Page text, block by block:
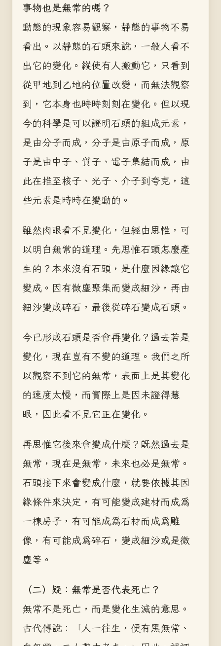
事物也是無常的嗎？
動態的現象容易觀察，靜態的事物不易
看出。以靜態的石頭來說，一般人看不
出它的變化。縱使有人搬動它，只看到
從甲地到乙地的位置改變，而無法觀察
到，它本身也時時刻刻在變化。但以現
今的科學是可以證明石頭的組成元素，
是由分子而成，分子是由原子而成，原
子是由中子、質子、電子集結而成，由
此在推至核子、光子、介子到夸克，這
些元素是時時在變動的。
雖然肉眼看不見變化，但經由思惟，可
以明白無常的道理。先思惟石頭怎麼產
生的？本來沒有石頭，是什麼因緣讓它
變成。因有微塵聚集而變成細沙，再由
細沙變成碎石，最後從碎石變成石頭。
今已形成石頭是否會再變化？過去若是
變化，現在豈有不變的道理。我們之所
以觀察不到它的無常，表面上是其變化
的速度太慢，而實際上是因未證得慧
眼，因此看不見它正在變化。
再思惟它後來會變成什麼？既然過去是
無常，現在是無常，未來也必是無常。
石頭接下來會變成什麼，就要依據其因
緣條件來決定，有可能變成建材而成為
一棟房子，有可能成為石材而成為雕
像，有可能成為碎石，變成細沙或是微
塵等。
（二）疑：無常是否代表死亡？
無常不是死亡，而是變化生滅的意思。
古代傳說：「人一往生，便有黑無常、